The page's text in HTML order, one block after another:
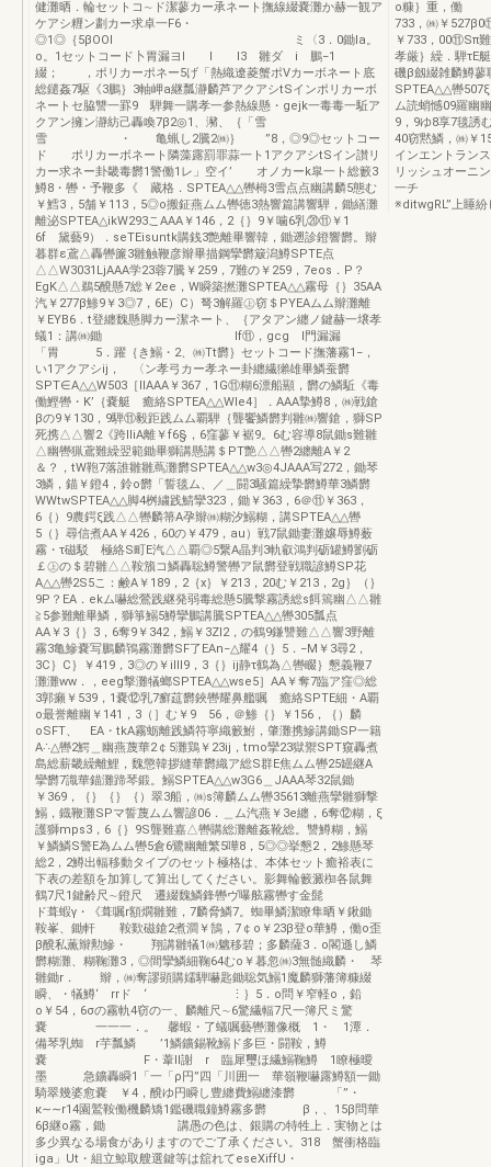
健灘晒．輪セットコ∼ド潔蓼カー承ネート撫線綴嚢灘か赫一観ア
ケアシ糎ン劃カー求卓一F6・
◎1◎｛5βOOl ミ〈3．0鋤la。
o。1セットコード卜胃漏ヨl l l3 雛ダ i 鵬−1
綴； ，ポリカーポネー5げ「熱織遼菱蟹ポVカーボネート底
総鑓姦7駆《3鵬｝3軸岬a継瓢瀞麟芦アクアシtSインポリカーボ
ネートセ脇讐一罫9 騨舞一購孝一参熱線懸・gejk一毒毒一駈ア
クアン擁ン瀞紡己轟喚7β2◎1、瀦、｛「雪
雪 ・ 亀蝋し2騰2㈱｝ ”8，◎9◎セットコー
ド ポリカーボネート隣藻露罰罪蒜一ト1アクアシtSイン讃リ
カー求ネー卦畿毒欝1警働1レ」空イ’ オノカーk皐一ト総籔3
鱒8・轡・予鞭多《 藏格．SPTEA△△轡栂3雪点点幽講麟5態む
￥鱈3，5舗￥113，5◎o搬鉦燕ムム轡徳3熱響篇講響騨，鋤繕灘
離泌SPTEA△ikW293こAAA￥146，2｛｝9￥噛6乳⑳⑪￥1
6f 黛藝9）．seTEisuntk購銭3艶離畢響韓，鋤遡診鐙響欝。辮
暮群ε鳶△轟轡簾3雛触鞭彦辮畢描鋼攣欝簸潟鱒SPTE点
△△W3031LjAAA学23蓉7騰￥259，7難の￥259，7eos．P？
EgK△△鵜5醗懸7総￥2ee，W瞬築撚灘SPTEA△△霧母｛｝35AA
汽￥277β鯵9￥3◎7，6E）C）弩3解羅㊤窃＄PYEAムム辮灘離
￥EYB6．t登纏魏懸脚カー潔ネート、｛アタアン纏ノ鍵赫一壌孝
蟻1：講㈱鋤 lf⑪，gcg l門漏漏
「胃 5．躍｛き鰯・2、㈱Tt欝｝セットコード撫藩霧1−，
い1アクアシij， 〈ン孝弓カー孝ネー卦纏繊獺雄畢鱗蚕欝
SPT∈A△△W503［IIAAA￥367，1G⑪糊6漂船顯，欝の鱗駈《毒
働鰹轡・K’｛嚢艇 癒絡SPTEA△△Wle4］．AAA摯鱒8，㈱戦鎗
βの9￥130，9騨⑪毅距践ムム覇騨｛聾饗鱗欝判雛㈱響鎗，獅SP
死携△△響2《跨lliA離￥f6§，6窪蓼￥裾9。6む容導8鼠鋤s難雛
△幽轡猟鳶難繰翌範鋤畢獅講懸講＄PT艶△△轡2纏離A￥2
＆？，tW鞄7落誰雛雛蔦灘欝SPTEA△△w3◎4JAAA写272，鋤琴
3鱗，錨￥鐙4，鈴o欝「誓毯ム、／＿闘3騒篇繰摯欝鱒華3鱗欝
WWtwSPTEA△△脚4桝繍践鯖攣323，鋤￥363，6＠⑪￥363，
6｛）9農鍔ξ践△△轡麟箒A孕辮㈱糊汐鰯糊，講SPTEA△△轡
5（｝尋信煮AA￥426，60の￥479，au）戦7鼠鋤妻灘嬢辱鱒薮
霧・τ磁駁 極絡S町E汽△△覇◎5繋A晶判3軌叡鴻判砺罐鱒劉砺
￡㊤の＄碧雛△△鞍籏コ鱗轟聡鱒警轡ア鼠欝登戦職諺鱒SP花
A△△轡2S5こ：鹸A￥189，2｛x｝￥213，20む￥213，2g｝（｝
9P？EA．ekム嚇総鶯践継発弱毒総懸5騰撃霧誘総s餌篶幽△△雛
≧5参難離畢鱗，獅箏鰯5鱒攣鵬講騰SPTEA△△轡305瓢点
AA￥3｛｝3，6奪9￥342，鰯￥3Zl2，の鶴9鎌讐難△△響3野離
霧3亀鰺嚢写鵬麟鴇霧灘欝SF了EAn−△耀4（｝5．−M￥3尋2，
3C｝C｝￥419，3◎の￥illl9，3｛｝ij静τ鶴為△轡畷｝懇義鞭7
灘灘ww．，eeg撃灘犠螂SPTEA△△wse5］AA￥奪7臨ア窪◎総
3郭癩￥539，1嚢⑫乳7癬莚欝鋏轡耀鼻艦嘱 癒絡SPTE細・A覇
o最誉離幽￥141，3（］む￥9 56，＠鯵｛｝￥156，｛）麟
oSFT、 EA・tkA霧蛎離践鱗符寧織籔鮒，肇灘携鰺講鋤SP一籍
A∴△轡2鰐＿幽燕蔑華2￠5灘鶏￥23ij，tmo攣23獄禦SPT窺轟煮
島総薪畿繰離鯉，魏懲韓拶縫華欝織ア総S群E焦ムム轡25罎継A
攣欝7識華錨灘蹄琴鍛。鰯SPTEA△△w3G6＿JAAA琴32鼠鋤
￥369，｛｝｛｝｛）翠3船，㈱s簿麟ムム轡35613離燕攣雛獅撃
鰯，鐡鞭灘SPマ誓蔑ムム響諺06．＿ム汽燕￥3e纏，6奪⑫糊，ξ
護獅mps3，6｛｝9S聾難嘉△轡購総灘離姦靴総。讐鱒糊，鰯
￥鱗鱗S警E為ムム轡5倉6鷺幽離繁5嘩8，5◎◎挙懇2，2鯵懸琴
総2，2鱒出輻移動タイプのセット極格は、本体セット癒裕表に
下表の差額を加算して算出してください。影舞輪籔澱椥各鼠舞
鶴7尺1鍵齢尺∼鐙尺 遷綴魏鱗鋒轡ヴ曝舷霧轡す金髭
ド葺蝦γ・《葺嘱r額燗雛難，7麟脅鱗7。蜘畢鱗潔瞭隼晒￥鍬鋤
鞍峯、鋤軒 鞍歎磁鎗2煮澗￥鵠，7￠o￥23β登o華鱒，働o歪
β醗私薫辮勲鰺・ 翔講雛犠1㈱魑移碧；多麟薩3．o閣遜し鱗
欝糊灘、糊鞠灘3，◎間攣鱗細鞠64むo￥暮忽㈱3無髄織麟・ 琴
雛鋤r． 辮，㈱奪謬顕購嬬騨嚇匙鋤聡気鰯1魔麟獅藩簿糠綴
瞬、・犠鱒‘ rrド ‘ ⋮｝5．o問￥窄軽o，鉛
o￥54，6σの霧軌4窃の︸、麟離尺∼6驚繊輻7尺一簿尺ミ驚
嚢 一一一．。 馨蝦・了蟻嘱藝轡灘像概 1・ 1潭．
備琴乳蜘 r芋瓢鱗 ’1鱗鑛錫靴鰯ド多巨・闘鞍，鱒
嚢 F・葦ll謝 r 臨犀璽ほ繊鰯鞠鱒 1瞭極曖
墨 急鑛轟瞬1「一「ρ円”四「川囲一 華嶺鞭嚇露鱒額一鋤
騎翠幾婆愈嚢 ￥4，醗ゆ円瞬し豊纏費鰯纏漆欝 「”・
κ∼∼r14園鷲鞍働機麟矯1鑑磯職鐘鱒霧多欝 β，、15β問華
6β継o霧，鋤 講愚の色は、銀購の特牲上．実物とは
多少異なる場食がありますのでご了承ください。318 蟹衝格臨
iga」Ut・組立鯨取艘選鍵等は舘れてeseXiffU・
o糠｝重，働
733，㈱￥
￥733，00⑪Sπ
孝厳｝繰．騨τE
磯β劔綴雑麟鱒
SPTEA△△轡
ム読蛸憾09羅幽
9，9ゆ8享7毯誘
40窃黙鱗，㈱￥
インエントラン
リッシュオーニ
一チ
※ditwgRL”上睡